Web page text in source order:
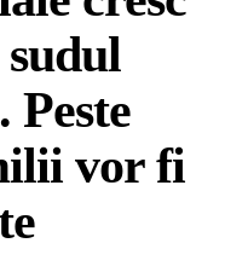
vor fi